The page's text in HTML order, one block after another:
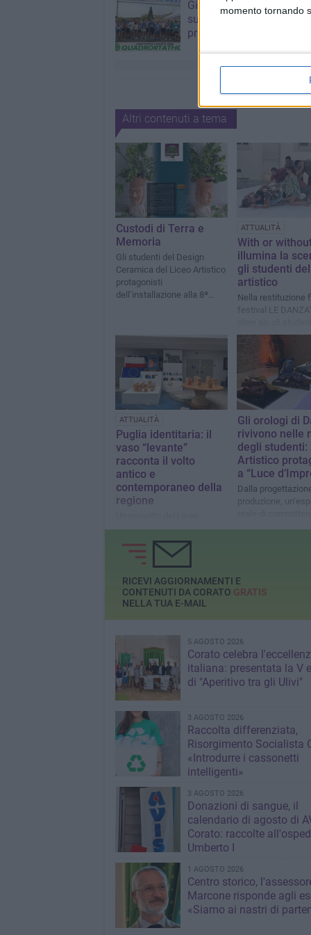
momento tornando
Giuseppe Mangione
sul podio della
primo nella categoria M65
Altri contenuti a tema
Custodi di Terra e
Memoria
Gli studenti del Design
Ceramica del Liceo Artistico
protagonisti
dell’installazione alla 8ª
ATTUALITÀ
With or
illumina la
gli studenti
artistico
Nella restituzione
festival LE
Federico II hanno
trasformato la
atto di verità,
ATTUALITÀ
Puglia identitaria: il
vaso “levante”
racconta il volto
antico e
contemporaneo della
regione
Artistico “Federico II Stupor
Mundi” e RA RadunaArte ad
Meridiem che unisce mito,
design e territorio a livello
nazionale nella rassegna
Buongiorno Ceramica
Gli orologi di
rivivono nelle
degli studenti:
Artistico
a “Luce
Dalla
produzione,
reale di
RICEVI AGGIORNAMENTI E
CONTENUTI DA CORATO GRATIS
NELLA TUA E-MAIL
5 AGOSTO 2026
Corato celebra
italiana: presentata la V
di "Aperitivo tra gli Ulivi"
3 AGOSTO 2026
Raccolta differenziata,
Risorgimento Socialista
«Introdurre i cassonetti
intelligenti»
3 AGOSTO 2026
Donazioni di sangue, il
calendario di agosto di
Corato: raccolte
Umberto I
1 AGOSTO 2026
Centro storico,
Marcone risponde agli
«Siamo ai nastri di